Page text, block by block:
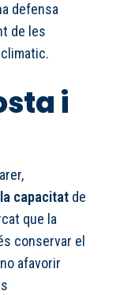
defensa
de les
i
capacitat de
que la
conservar el
afavorir